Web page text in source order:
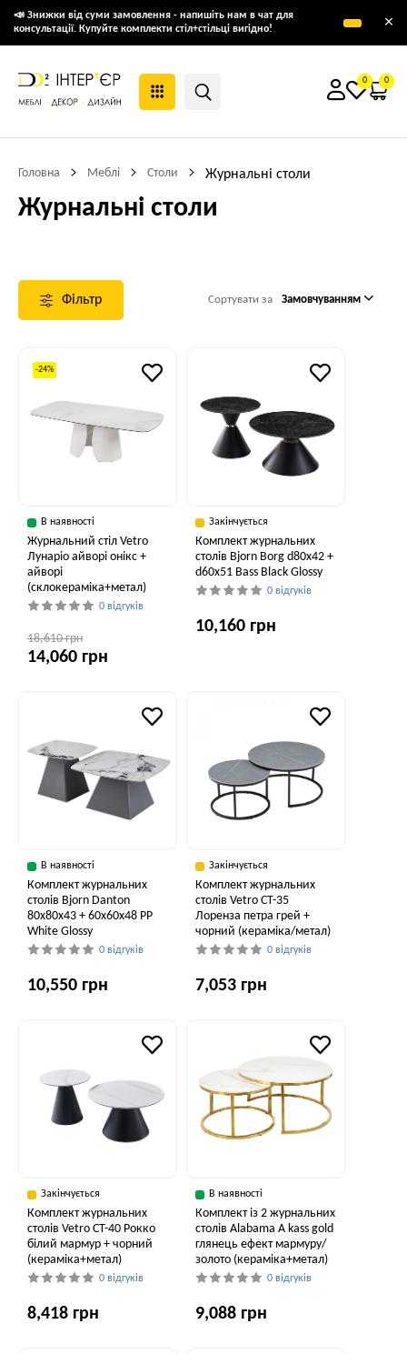
📣 Знижки від суми замовлення - напишіть нам в чат для
консультації. Купуйте комплекти стіл+стільці вигідно!
×
0 0
Головна Меблі Столи Журнальні столи
Журнальні столи
Фільтр Сортувати за Замовчуванням
-24%
В наявності
Журнальний стіл Vetro
Лунаріо айворі онікс +
айворі
(склокераміка+метал)
0 відгуків
18,610 грн
14,060 грн
Закінчується
Комплект журнальних
столів Bjorn Borg d80х42 +
d60х51 Bass Black Glossy
0 відгуків
10,160 грн
В наявності
Комплект журнальних
столів Bjorn Danton
80х80х43 + 60х60х48 PP
White Glossy
0 відгуків
10,550 грн
Закінчується
Комплект журнальних
столів Vetro CT-35
Лоренза петра грей +
чорний (кераміка/метал)
0 відгуків
7,053 грн
Закінчується
Комплект журнальних
столів Vetro CT-40 Рокко
білий мармур + чорний
(кераміка+метал)
0 відгуків
8,418 грн
В наявності
Комплект із 2 журнальних
столів Alabama A kass gold
глянець ефект мармуру/
золото (кераміка+метал)
0 відгуків
9,088 грн